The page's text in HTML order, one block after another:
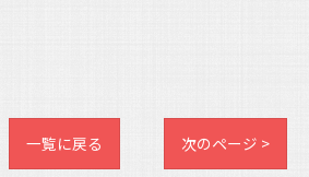
一覧に戻る 次のページ >